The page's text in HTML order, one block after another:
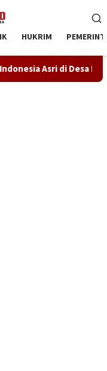
HUKRIM
di Desa Kutapohaci